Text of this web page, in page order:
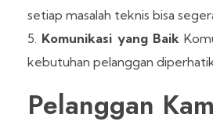
setiap masalah teknis bisa
Komunikasi yang Baik
kebutuhan pelanggan
Pelanggan